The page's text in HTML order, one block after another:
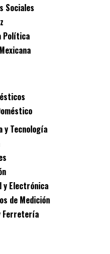
Sociales
Política
y Tecnología
y Electrónica
de Medición
Ferretería